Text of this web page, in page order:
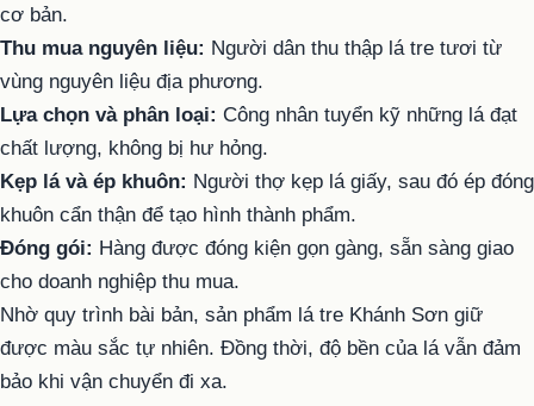
cơ bản.
Thu mua nguyên liệu: Người dân thu thập lá tre tươi từ
vùng nguyên liệu địa phương.
Lựa chọn và phân loại: Công nhân tuyển kỹ những lá đạt
chất lượng, không bị hư hỏng.
Kẹp lá và ép khuôn: Người thợ kẹp lá giấy, sau đó ép đóng
khuôn cẩn thận để tạo hình thành phẩm.
Đóng gói: Hàng được đóng kiện gọn gàng, sẵn sàng giao
cho doanh nghiệp thu mua.
Nhờ quy trình bài bản, sản phẩm lá tre Khánh Sơn giữ
được màu sắc tự nhiên. Đồng thời, độ bền của lá vẫn đảm
bảo khi vận chuyển đi xa.